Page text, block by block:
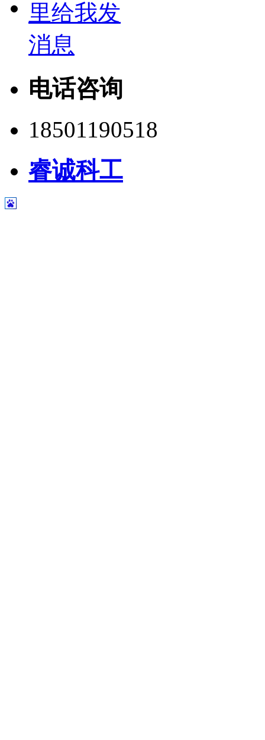
电话咨询
18501190518
睿诚科工